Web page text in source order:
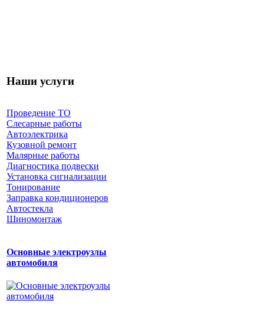
Наши услуги
Проведение ТО
Слесарные работы
Автоэлектрика
Кузовной ремонт
Малярные работы
Диагностика подвески
Установка сигнализации
Тонирование
Заправка кондиционеров
Автостекла
Шиномонтаж
Основные электроузлы
автомобиля